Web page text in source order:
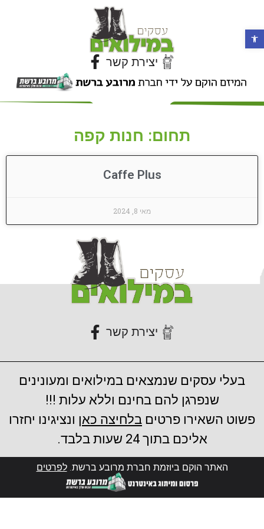
פתח סרגל נגישות
יצירת קשר
תחום: חנות קפה
Caffe Plus
מאי 8, 2024
יצירת קשר
בעלי עסקים שנמצאים במילואים ומעונינים
שנפרגן להם בחינם וללא עלות !!!
פשוט השאירו פרטים בלחיצה כאן ונציגינו יחזרו
אליכם בתוך 24 שעות בלבד.
האתר הוקם ביוזמת חברת מרובע ברשת.לפרטים